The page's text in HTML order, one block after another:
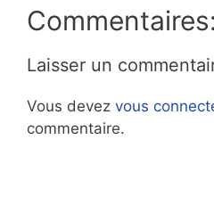
Commentaires:
Laisser un
Vous devez vous
commentaire.